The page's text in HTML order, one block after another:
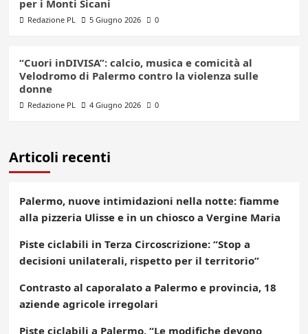
per i Monti Sicani
Redazione PL 5 Giugno 2026 0
“Cuori inDIVISA”: calcio, musica e comicità al
Velodromo di Palermo contro la violenza sulle
donne
Redazione PL 4 Giugno 2026 0
Articoli recenti
Palermo, nuove intimidazioni nella notte: fiamme
alla pizzeria Ulisse e in un chiosco a Vergine Maria
Piste ciclabili in Terza Circoscrizione: “Stop a
decisioni unilaterali, rispetto per il territorio”
Contrasto al caporalato a Palermo e provincia, 18
aziende agricole irregolari
Piste ciclabili a Palermo, “Le modifiche devono